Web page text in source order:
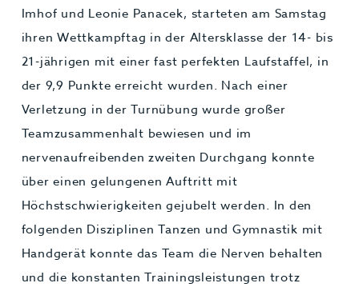
Imhof und Leonie Panacek, starteten am Samstag
ihren Wettkampftag in der Altersklasse der 14- bis
21-jährigen mit einer fast perfekten Laufstaffel, in
der 9,9 Punkte erreicht wurden. Nach einer
Verletzung in der Turnübung wurde großer
Teamzusammenhalt bewiesen und im
nervenaufreibenden zweiten Durchgang konnte
über einen gelungenen Auftritt mit
Höchstschwierigkeiten gejubelt werden. In den
folgenden Disziplinen Tanzen und Gymnastik mit
Handgerät konnte das Team die Nerven behalten
und die konstanten Trainingsleistungen trotz